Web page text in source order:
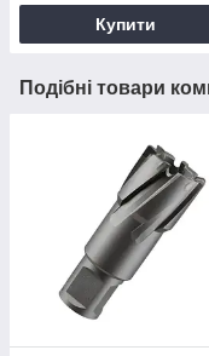
Купити
Подібні товари